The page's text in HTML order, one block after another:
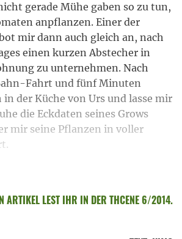
gerade Mühe gaben so zu tun,
anpflanzen. Einer der
mir dann auch gleich an, nach
einen kurzen Abstecher in
zu unternehmen. Nach
Fahrt und fünf Minuten
in der Küche von Urs und lasse mir
die Eckdaten seines Grows
mir seine Pflanzen in voller
ARTIKEL LEST IHR IN DER THCENE 6/2014.